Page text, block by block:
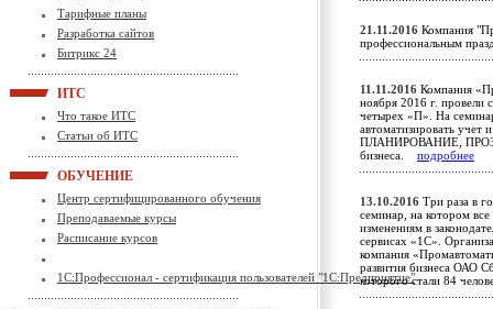
Тарифные планы
Разработка сайтов
Битрикс 24
ИТС
Что такое ИТС
Статьи об ИТС
ОБУЧЕНИЕ
Центр сертифицированного обучения
Преподаваемые курсы
Расписание курсов
1С:Профессионал - сертификация пользователей "1С:Предприятие"
21.11.2016 Компания
профессиональным
11.11.2016 Компания
ноября 2016 г. провели
четырех «П». На
автоматизировать учет
ПЛАНИРОВАНИЕ,
бизнеса. подробнее
13.10.2016 Три раза в
семинар, на котором
изменениям в
сервисах «1С».
компания
развития бизнеса ОАО
которого стали 84